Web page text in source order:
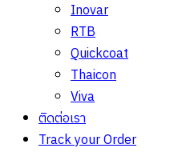
Inovar
RTB
Quickcoat
Thaicon
Viva
ติดต่อเรา
Track your Order